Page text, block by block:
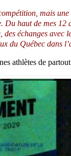
mais
haut de mes 12
des échanges avec
du Québec dans
athlètes de